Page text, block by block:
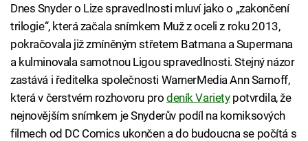
Dnes Snyder o Lize spravedlnosti mluví jako o „zakončení
trilogie“, která začala snímkem Muž z oceli z roku 2013,
pokračovala již zmíněným střetem Batmana a Supermana
a kulminovala samotnou Ligou spravedlnosti. Stejný názor
zastává i ředitelka společnosti WarnerMedia Ann Sarnoff,
která v čerstvém rozhovoru pro deník Varietypotvrdila, že
nejnovějším snímkem je Snyderův podíl na komiksových
filmech od DC Comics ukončen a do budoucna se počítá s